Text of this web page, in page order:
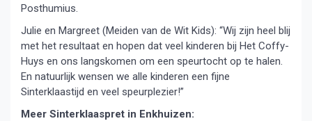
Posthumius.
Julie en Margreet (Meiden van de Wit Kids): “Wij zijn heel blij
met het resultaat en hopen dat veel kinderen bij Het Coffy-
Huys en ons langskomen om een speurtocht op te halen.
En natuurlijk wensen we alle kinderen een fijne
Sinterklaastijd en veel speurplezier!”
Meer Sinterklaaspret in Enkhuizen: